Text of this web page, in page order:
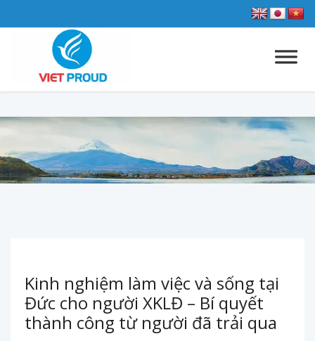
Kinh nghiệm làm việc và sống tại
Đức cho người XKLĐ – Bí quyết
thành công từ người đã trải qua